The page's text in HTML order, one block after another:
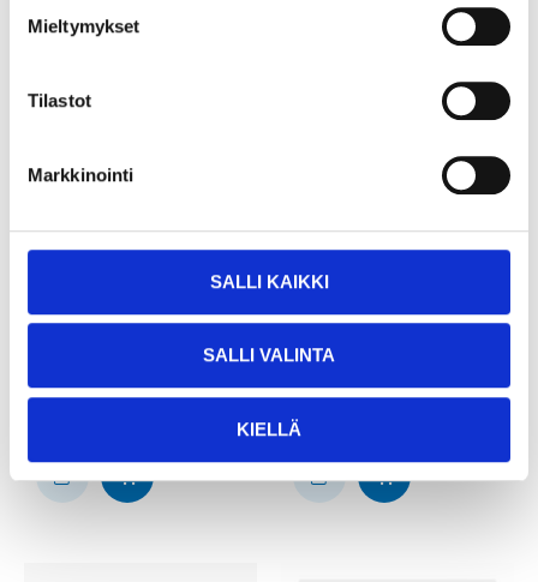
Mieltymykset
Tilastot
Markkinointi
SALLI KAIKKI
SALLI VALINTA
KIELLÄ
60T
Finns i lager i25varuhus
4
typ C, 5 st.
16-554
Finns i lager i25varuhus